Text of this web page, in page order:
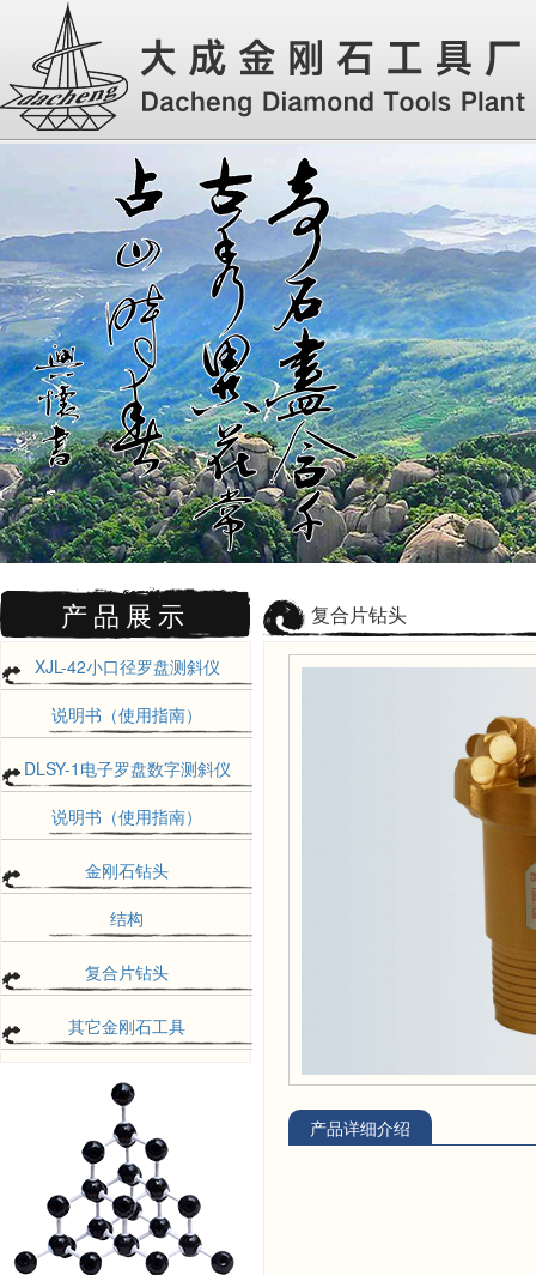
产品展示
XJL-42小口径罗盘测斜仪
说明书（使用指南）
DLSY-1电子罗盘数字测斜仪
说明书（使用指南）
金刚石钻头
结构
复合片钻头
其它金刚石工具
复合片钻头
产品详细介绍